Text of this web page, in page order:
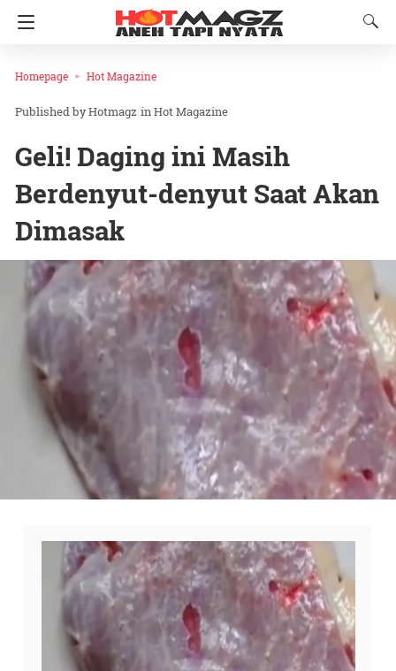
Homepage Hot Magazine
Hotmagz inHot Magazine
Geli! Daging ini Masih
Berdenyut-denyut Saat Akan
Dimasak